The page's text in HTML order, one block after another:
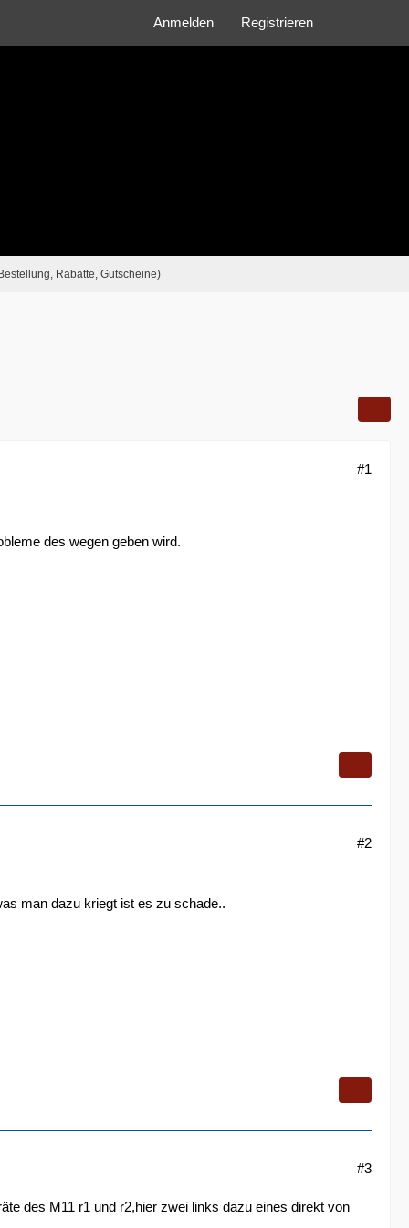
Anmelden Registrieren
Rabatte, Gutscheine)
#1
des wegen geben wird.
#2
man dazu kriegt ist es zu schade..
#3
des M11 r1 und r2,hier zwei links dazu eines direkt von